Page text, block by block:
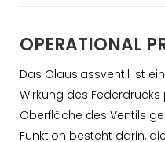
OPERATIONAL
Das Ölauslassventil ist
Wirkung des
Oberfläche des Ventils
Funktion besteht darin,